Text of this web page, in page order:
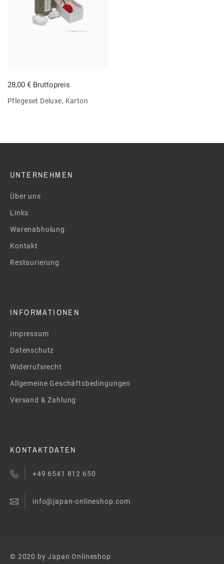
Pflegeset Deluxe, Karton
28,00 € Bruttopreis
UNTERNEHMEN
Über uns
Links
Warenabholung
Kontakt
Restaurierung
INFORMATIONEN
Impressum
Datenschutz
Widerrufsrecht
Allgemeine Geschäftsbedingungen
Versand & Zahlung
KONTAKTDATEN
+49 6541 812 650
info@japan-onlineshop.com
© 2020 by Japan Onlineshop